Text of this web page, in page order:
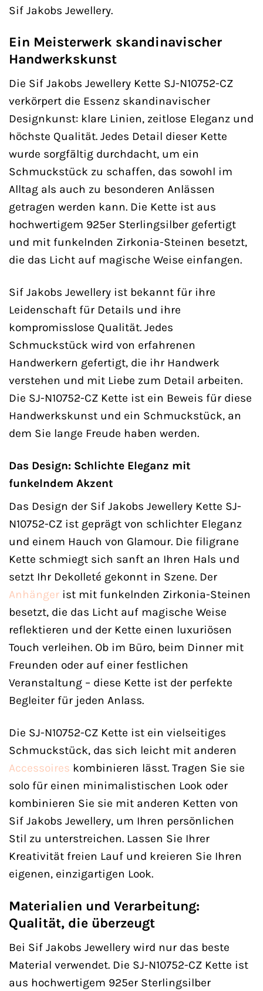
Sif Jakobs Jewellery.
Ein Meisterwerk skandinavischer
Handwerkskunst
Die Sif Jakobs Jewellery Kette SJ-N10752-CZ
verkörpert die Essenz skandinavischer
Designkunst: klare Linien, zeitlose Eleganz und
höchste Qualität. Jedes Detail dieser Kette
wurde sorgfältig durchdacht, um ein
Schmuckstück zu schaffen, das sowohl im
Alltag als auch zu besonderen Anlässen
getragen werden kann. Die Kette ist aus
hochwertigem 925er Sterlingsilber gefertigt
und mit funkelnden Zirkonia-Steinen besetzt,
die das Licht auf magische Weise einfangen.
Sif Jakobs Jewellery ist bekannt für ihre
Leidenschaft für Details und ihre
kompromisslose Qualität. Jedes
Schmuckstück wird von erfahrenen
Handwerkern gefertigt, die ihr Handwerk
verstehen und mit Liebe zum Detail arbeiten.
Die SJ-N10752-CZ Kette ist ein Beweis für diese
Handwerkskunst und ein Schmuckstück, an
dem Sie lange Freude haben werden.
Das Design: Schlichte Eleganz mit
funkelndem Akzent
Das Design der Sif Jakobs Jewellery Kette SJ-
N10752-CZ ist geprägt von schlichter Eleganz
und einem Hauch von Glamour. Die filigrane
Kette schmiegt sich sanft an Ihren Hals und
setzt Ihr Dekolleté gekonnt in Szene. Der
Anhänger ist mit funkelnden Zirkonia-Steinen
besetzt, die das Licht auf magische Weise
reflektieren und der Kette einen luxuriösen
Touch verleihen. Ob im Büro, beim Dinner mit
Freunden oder auf einer festlichen
Veranstaltung – diese Kette ist der perfekte
Begleiter für jeden Anlass.
Die SJ-N10752-CZ Kette ist ein vielseitiges
Schmuckstück, das sich leicht mit anderen
Accessoires kombinieren lässt. Tragen Sie sie
solo für einen minimalistischen Look oder
kombinieren Sie sie mit anderen Ketten von
Sif Jakobs Jewellery, um Ihren persönlichen
Stil zu unterstreichen. Lassen Sie Ihrer
Kreativität freien Lauf und kreieren Sie Ihren
eigenen, einzigartigen Look.
Materialien und Verarbeitung:
Qualität, die überzeugt
Bei Sif Jakobs Jewellery wird nur das beste
Material verwendet. Die SJ-N10752-CZ Kette ist
aus hochwertigem 925er Sterlingsilber